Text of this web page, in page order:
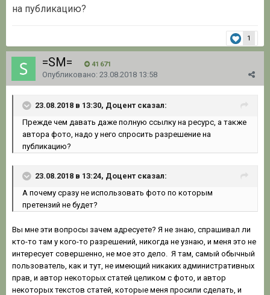
на публикацию?
1
=SM= 41 671
Опубликовано: 23.08.2018 13:58
23.08.2018 в 13:30, Доцент сказал:
Прежде чем давать даже полную ссылку на ресурс, а также
автора фото, надо у него спросить разрешение на
публикацию?
23.08.2018 в 13:24, Доцент сказал:
А почему сразу не использовать фото по которым
претензий не будет?
Вы мне эти вопросы зачем адресуете? Я не знаю, спрашивал ли
кто-то там у кого-то разрешений, никогда не узнаю, и меня это не
интересует совершенно, не мое это дело. Я там, самый обычный
пользователь, как и тут, не имеющий никаких административных
прав, и автор некоторых статей целиком с фото, и автор
некоторых текстов статей, которые меня просили сделать, и